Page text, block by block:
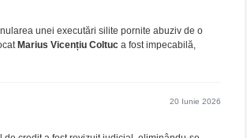
unei executări silite pornite abuziv de o
Marius Vicențiu Coltuca fost impecabilă,
20 Iunie 2026